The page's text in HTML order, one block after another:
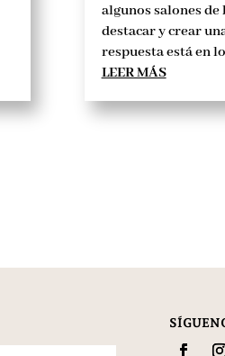
algunos salones
destacar y crear
respuesta está en
LEER MÁS